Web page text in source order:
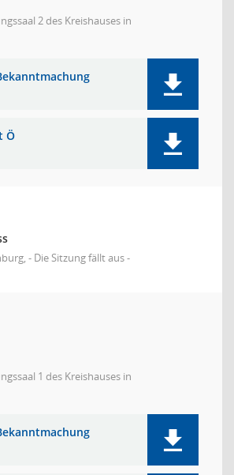
2 des Kreishauses in
Ö
- Die Sitzung fällt aus -
1 des Kreishauses in